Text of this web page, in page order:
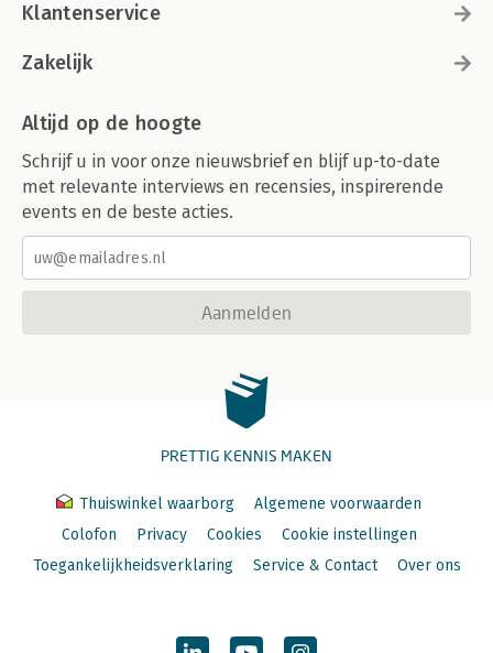
Klantenservice
Zakelijk
Altijd op de hoogte
Schrijf u in voor onze nieuwsbrief en blijf up-to-date
met relevante interviews en recensies, inspirerende
events en de beste acties.
Aanmelden
PRETTIG KENNIS MAKEN
Thuiswinkel waarborg
Algemene voorwaarden
Colofon
Privacy Cookies
Cookie instellingen
Toegankelijkheidsverklaring
Service & Contact Over ons